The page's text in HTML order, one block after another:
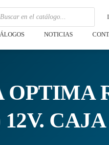
NOTICIAS